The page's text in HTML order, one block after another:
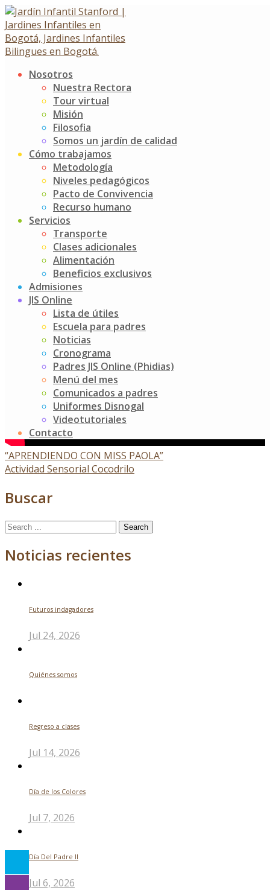
Skip
to
content
Nosotros
Nuestra Rectora
Tour virtual
Misión
Filosofia
Somos un jardín de calidad
Cómo trabajamos
Metodología
Niveles pedagógicos
Pacto de Convivencia
Recurso humano
Servicios
Transporte
Clases adicionales
Alimentación
Beneficios exclusivos
Admisiones
JIS Online
Lista de útiles
Escuela para padres
Noticias
Cronograma
Padres JIS Online (Phidias)
Menú del mes
Comunicados a padres
Uniformes Disnogal
Videotutoriales
Contacto
HABILIDADES
COMUNICATIVAS
HABILIDADES COMUNICATIVAS
20 agosto, 2020
Jardín Infantil Stanford
Los niños de K4 se divirtieron en grande en la clase de
Habilidades Comunicativas, bailaron, jugaron,
participaron y aprendieron y repasaron letras y colores.
HABILIDADES COMUNICATIVAS
Post
navigation
“APRENDIENDO CON MISS PAOLA”
Actividad Sensorial Cocodrilo
Buscar
Search
Noticias recientes
Futuros indagadores
Jul 24, 2026
Quiénes somos
Regreso a clases
Jul 14, 2026
Día de los Colores
Jul 7, 2026
Día Del Padre ll
Jul 6, 2026